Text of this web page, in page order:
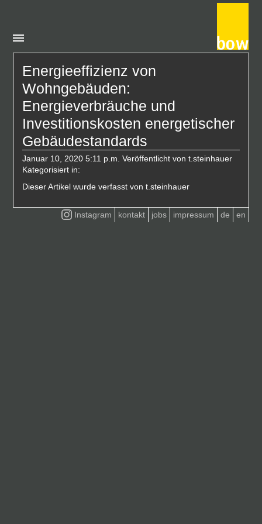
Energieeffizienz von
Wohngebäuden:
Energieverbräuche und
Investitionskosten energetischer
Gebäudestandards
Januar 10, 2020 5:11 p.m. Veröffentlicht vont.steinhauer
Kategorisiert in:
Dieser Artikel wurde verfasst von t.steinhauer
kontakt jobs impressum de en
Instagram